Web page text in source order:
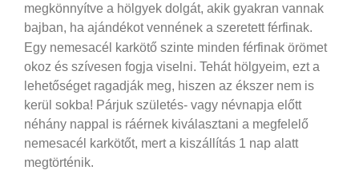
megkönnyítve a hölgyek dolgát, akik gyakran vannak
bajban, ha ajándékot vennének a szeretett férfinak.
Egy nemesacél karkötő szinte minden férfinak örömet
okoz és szívesen fogja viselni. Tehát hölgyeim, ezt a
lehetőséget ragadják meg, hiszen az ékszer nem is
kerül sokba! Párjuk születés- vagy névnapja előtt
néhány nappal is ráérnek kiválasztani a megfelelő
nemesacél karkötőt, mert a kiszállítás 1 nap alatt
megtörténik.